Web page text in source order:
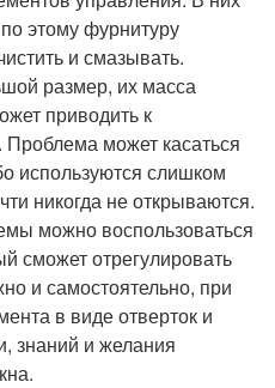
этому фурнитуру
и смазывать.
размер, их масса
приводить к
может касаться
используются слишком
никогда не открываются.
можно воспользоваться
сможет отрегулировать
и самостоятельно, при
в виде отверток и
знаний и желания